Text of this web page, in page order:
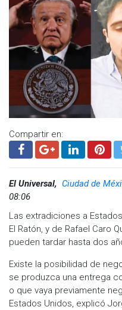
Compartir en:
El Universal, Ciudad de
08:06
Las extradiciones a
El Ratón, y de Rafael Caro
pueden tardar hasta dos
Existe la posibilidad de
se produzca una entrega
o que vaya previamente
Estados Unidos, explicó